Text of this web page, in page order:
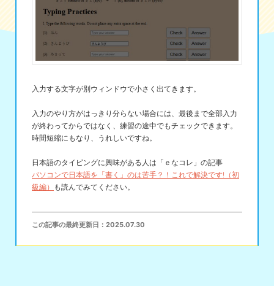
入力する文字が別ウィンドウで小さく出てきます。
入力のやり方がはっきり分らない場合には、最後まで全部入力
が終わってからではなく、練習の途中でもチェックできます。
時間短縮にもなり、うれしいですね。
日本語のタイピングに興味がある人は「ｅなコレ」の記事
パソコンで日本語を「書く」のは苦手？！これで解決です!（初
級編） も読んでみてください。
この記事の最終更新日： 2025.07.30